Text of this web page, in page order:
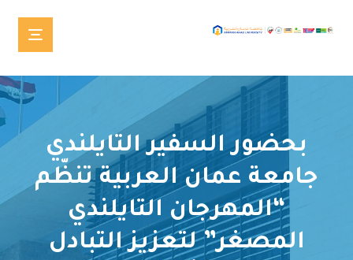
بحضور السفير التايلندي
جامعة عمان العربية تنظّم
“المهرجان التايلندي
المصغر” لتعزيز التبادل